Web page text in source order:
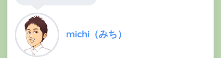
michi（みち）